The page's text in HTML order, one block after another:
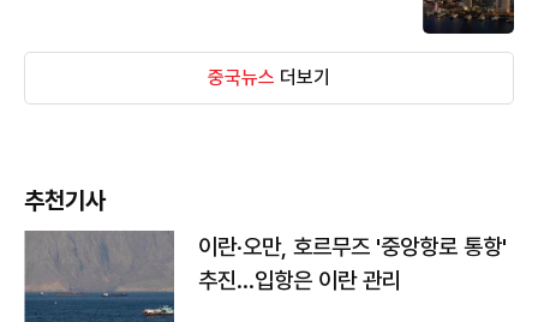
중국뉴스 더보기
추천기사
이란·오만, 호르무즈 '중앙항로 통항'
추진…입항은 이란 관리